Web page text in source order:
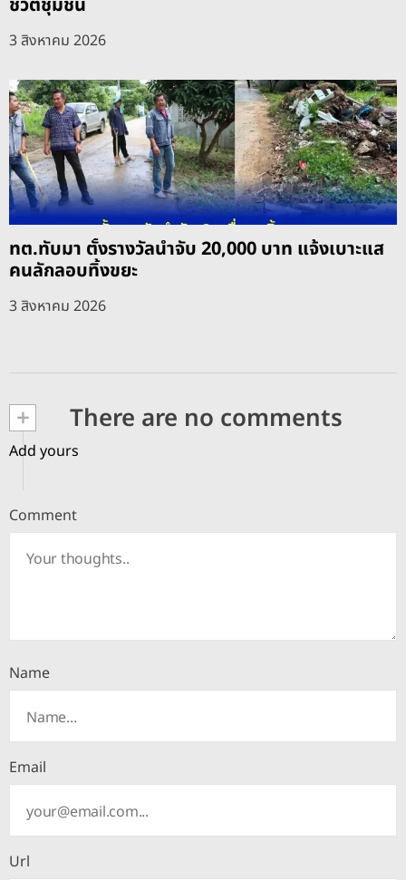
3 สิงหาคม 2026
ทต.ทับมา ตั้งรางวัลนำจับ 20,000 บาท แจ้งเบาะแส
คนลักลอบทิ้งขยะ
3 สิงหาคม 2026
+ There are no comments
Add yours
Comment
Name
Email
Url